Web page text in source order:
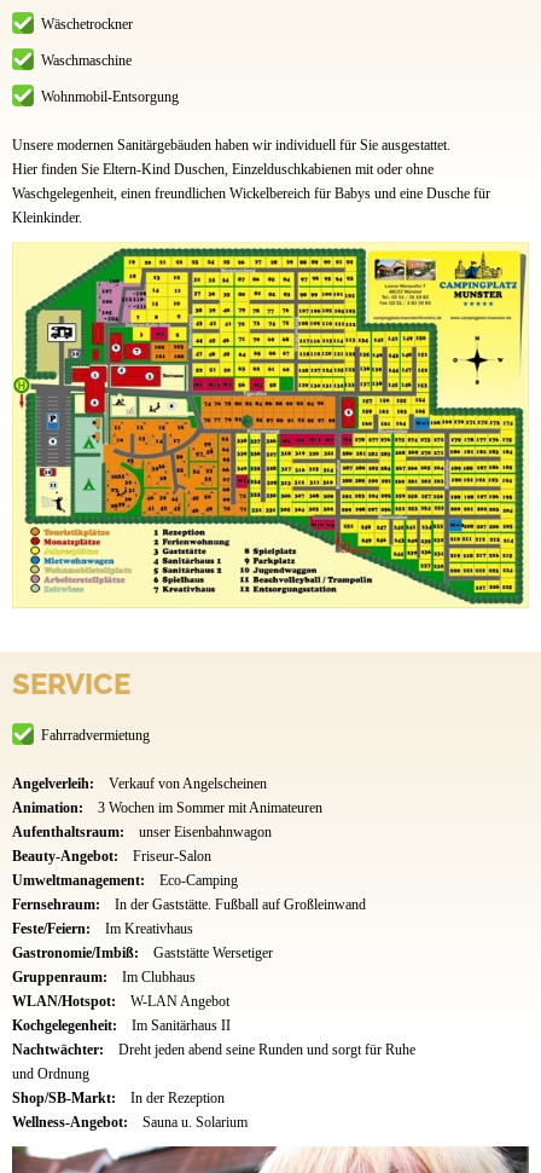
Wäschetrockner
Waschmaschine
Wohnmobil-Entsorgung
Unsere modernen Sanitärgebäuden haben wir individuell für Sie ausgestattet.
Hier finden Sie Eltern-Kind Duschen, Einzelduschkabienen mit oder ohne
Waschgelegenheit, einen freundlichen Wickelbereich für Babys und eine Dusche für
Kleinkinder.
SERVICE
Fahrradvermietung
Angelverleih:
Verkauf von Angelscheinen
Animation:
3 Wochen im Sommer mit Animateuren
Aufenthaltsraum:
unser Eisenbahnwagon
Beauty-Angebot:
Friseur-Salon
Umweltmanagement:
Eco-Camping
Fernsehraum:
In der Gaststätte. Fußball auf Großleinwand
Feste/Feiern:
Im Kreativhaus
Gastronomie/Imbiß:
Gaststätte Wersetiger
Gruppenraum:
Im Clubhaus
WLAN/Hotspot:
W-LAN Angebot
Kochgelegenheit:
Im Sanitärhaus II
Nachtwächter:
Dreht jeden abend seine Runden und sorgt für Ruhe
und Ordnung
Shop/SB-Markt:
In der Rezeption
Wellness-Angebot:
Sauna u. Solarium